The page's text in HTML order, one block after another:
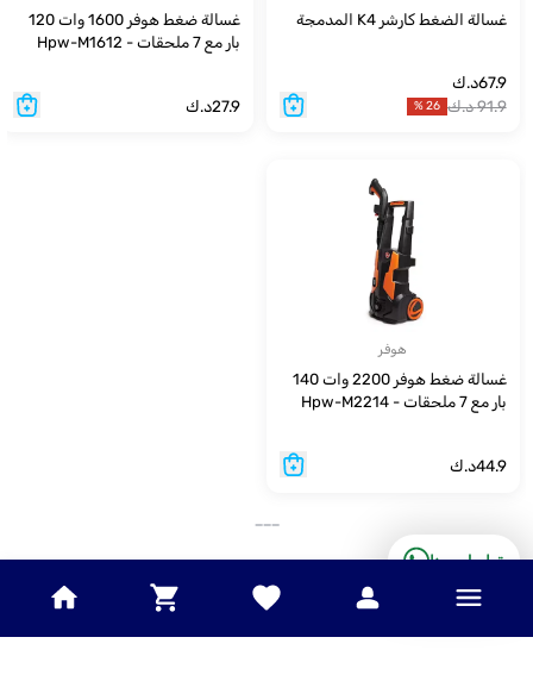
غسالة الضغط كارشر K4 المدمجة
67.9د.ك
91.9د.ك 26
%
غسالة ضغط هوفر 1600 وات 120
بار مع 7 ملحقات - Hpw-M1612
27.9د.ك
هوفر
غسالة ضغط هوفر 2200 وات 140
بار مع 7 ملحقات - Hpw-M2214
44.9د.ك
تواصل معنا